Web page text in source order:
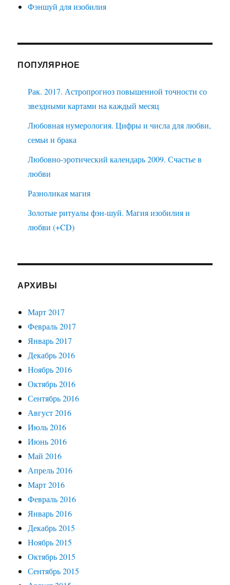
Фэншуй для изобилия
ПОПУЛЯРНОЕ
Рак. 2017. Астропрогноз повышенной точности со
звездными картами на каждый месяц
Любовная нумерология. Цифры и числа для любви,
семьи и брака
Любовно-эротический календарь 2009. Счастье в
любви
Разноликая магия
Золотые ритуалы фэн-шуй. Магия изобилия и
любви (+CD)
АРХИВЫ
Март 2017
Февраль 2017
Январь 2017
Декабрь 2016
Ноябрь 2016
Октябрь 2016
Сентябрь 2016
Август 2016
Июль 2016
Июнь 2016
Май 2016
Апрель 2016
Март 2016
Февраль 2016
Январь 2016
Декабрь 2015
Ноябрь 2015
Октябрь 2015
Сентябрь 2015